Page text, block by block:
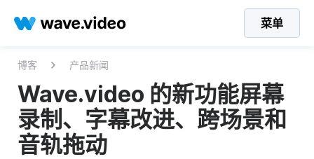
菜单
博客 产品新闻
Wave.video 的新功能屏幕
录制、字幕改进、跨场景和
音轨拖动